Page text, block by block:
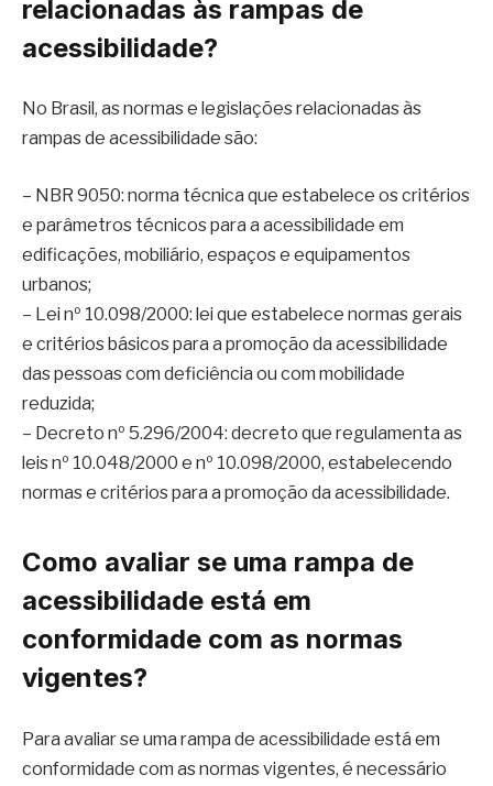
relacionadas às rampas de
acessibilidade?
No Brasil, as normas e legislações relacionadas às
rampas de acessibilidade são:
– NBR 9050: norma técnica que estabelece os critérios
e parâmetros técnicos para a acessibilidade em
edificações, mobiliário, espaços e equipamentos
urbanos;
– Lei nº 10.098/2000: lei que estabelece normas gerais
e critérios básicos para a promoção da acessibilidade
das pessoas com deficiência ou com mobilidade
reduzida;
– Decreto nº 5.296/2004: decreto que regulamenta as
leis nº 10.048/2000 e nº 10.098/2000, estabelecendo
normas e critérios para a promoção da acessibilidade.
Como avaliar se uma rampa de
acessibilidade está em
conformidade com as normas
vigentes?
Para avaliar se uma rampa de acessibilidade está em
conformidade com as normas vigentes, é necessário